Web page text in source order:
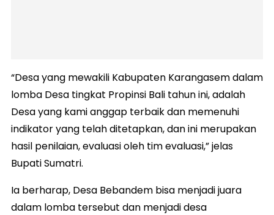
“Desa yang mewakili Kabupaten Karangasem dalam
lomba Desa tingkat Propinsi Bali tahun ini, adalah
Desa yang kami anggap terbaik dan memenuhi
indikator yang telah ditetapkan, dan ini merupakan
hasil penilaian, evaluasi oleh tim evaluasi,” jelas
Bupati Sumatri.
Ia berharap, Desa Bebandem bisa menjadi juara
dalam lomba tersebut dan menjadi desa